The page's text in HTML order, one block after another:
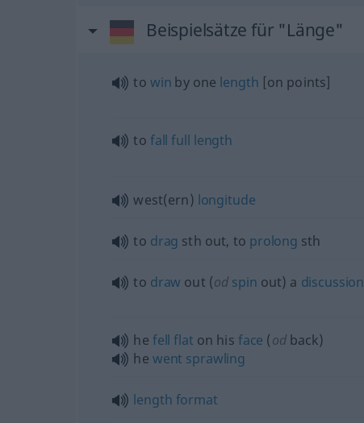
Beispielsätze für "Länge"
to win by one length [on points]
to fall full length
west(ern) longitude
to drag sth out, to prolong sth
to draw out (od spin out) a discussion
he fell flat on his face (odback)
he went sprawling
length format